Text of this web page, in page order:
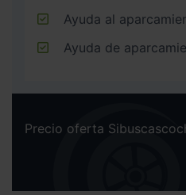
Ayuda al
Ayuda de
Precio oferta